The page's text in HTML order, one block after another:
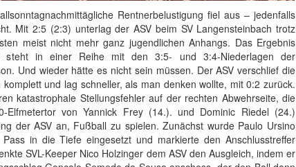
Rentnerbelustigung fiel aus – jedenfalls
Mit 2:5 (2:3) unterlag der ASV beim SV Langensteinbach trotz
meist nicht mehr ganz jugendlichen Anhangs. Das Ergebnis
steht in einer Reihe mit den 3:5- und 3:4-Niederlagen der
Und wieder hätte es nicht sein müssen. Der ASV verschlief die
und lag schneller, als man denken wollte, mit 0:2 zurück.
katastrophale Stellungsfehler auf der rechten Abwehrseite, die
Elfmetertor von Yannick Frey (14.). und Dominic Riedel (24.)
der ASV an, Fußball zu spielen. Zunächst wurde Paulo Ursino
in die Tiefe eingesetzt und markierte den Anschlusstreffer
SVL-Keeper Nico Holzinger dem ASV den Ausgleich, indem er